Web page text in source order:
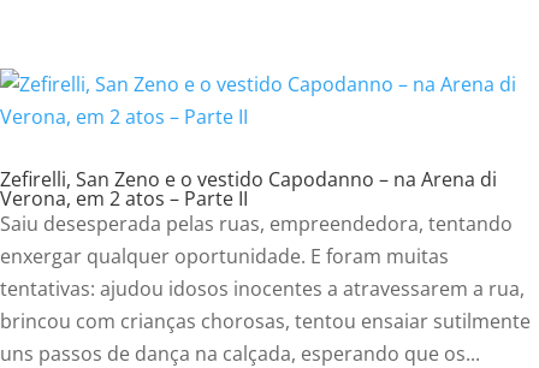
Zefirelli, San Zeno e o vestido Capodanno – na Arena di
Verona, em 2 atos – Parte II
Saiu desesperada pelas ruas, empreendedora, tentando
enxergar qualquer oportunidade. E foram muitas
tentativas: ajudou idosos inocentes a atravessarem a rua,
brincou com crianças chorosas, tentou ensaiar sutilmente
uns passos de dança na calçada, esperando que os...